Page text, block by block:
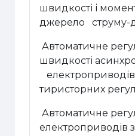
швидкості і
джерело струму-
Автоматичне
швидкості
тиристорних
Автоматичне
електроприводів